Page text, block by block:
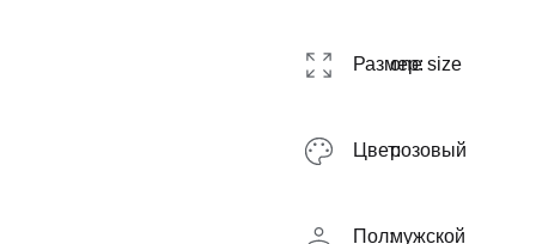
Размер:one size
Цвет:розовый
Пол:мужской